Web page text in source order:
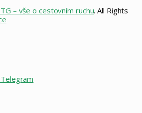
– vše o cestovním ruchu. All Rights
Telegram